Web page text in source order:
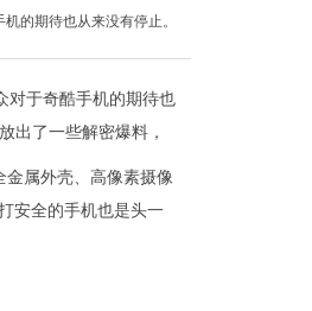
的期待也从来没有停止。
对于奇酷手机的期待也
出了一些解密爆料，
金属外壳、高像素摄像
安全的手机也是头一